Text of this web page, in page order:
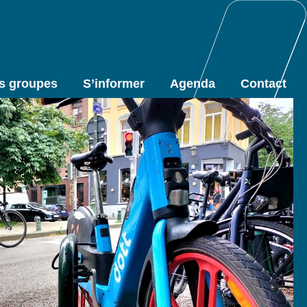
groupes S’informer Agenda Contact